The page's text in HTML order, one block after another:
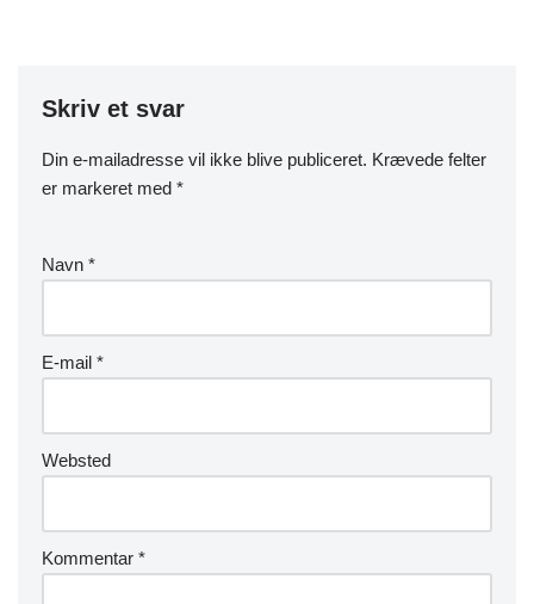
Skriv et svar
Din e-mailadresse vil ikke blive publiceret. Krævede felter
er markeret med *
Navn *
E-mail *
Websted
Kommentar *